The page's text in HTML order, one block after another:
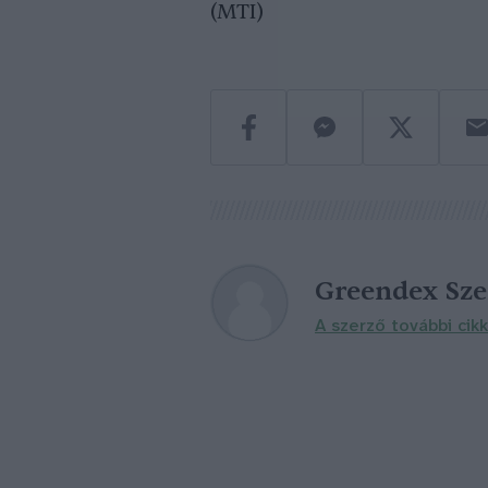
(MTI)
Greendex
A szerző további